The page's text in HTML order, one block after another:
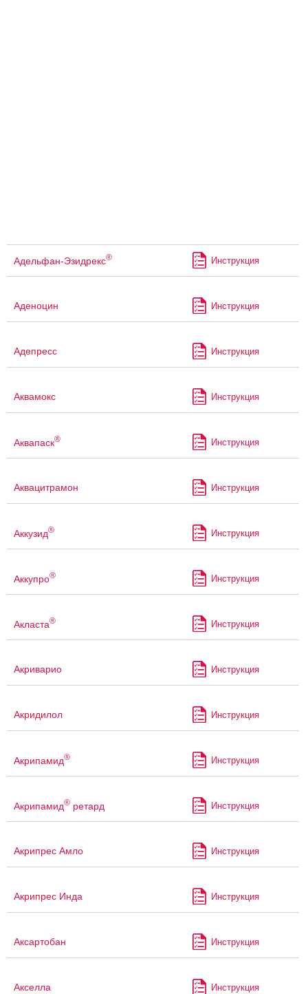
Адельфан-Эзидрекс® Инструкция
Аденоцин Инструкция
Адепресс Инструкция
Аквамокс Инструкция
Аквапаск® Инструкция
Аквацитрамон Инструкция
Аккузид® Инструкция
Аккупро® Инструкция
Акласта® Инструкция
Акриварио Инструкция
Акридилол Инструкция
Акрипамид® Инструкция
Акрипамид® ретард Инструкция
Акрипрес Амло Инструкция
Акрипрес Инда Инструкция
Аксартобан Инструкция
Акселла Инструкция